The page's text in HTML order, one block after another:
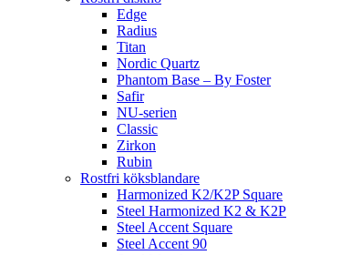
Edge
Radius
Titan
Nordic Quartz
Phantom Base – By Foster
Safir
NU-serien
Classic
Zirkon
Rubin
Rostfri köksblandare
Harmonized K2/K2P Square
Steel Harmonized K2 & K2P
Steel Accent Square
Steel Accent 90